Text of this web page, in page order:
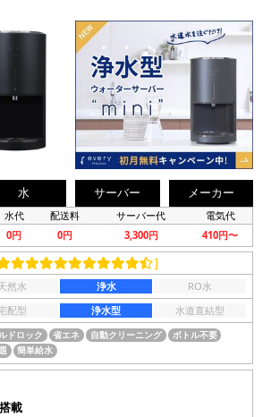
水 サーバー メーカー
水代 配送料 サーバー代 電気代
0円 0円 3,300円 410円〜
］
然水 浄水
RO水
配型 浄水型
水道直結型
ドロック 省エネ 自動クリーニング
ボトル不要
簡単給水
載